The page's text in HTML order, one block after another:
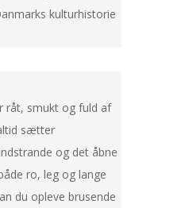
kulturhistorie
råt, smukt og fuld af
sætter
og det åbne
ro, leg og lange
du opleve brusende